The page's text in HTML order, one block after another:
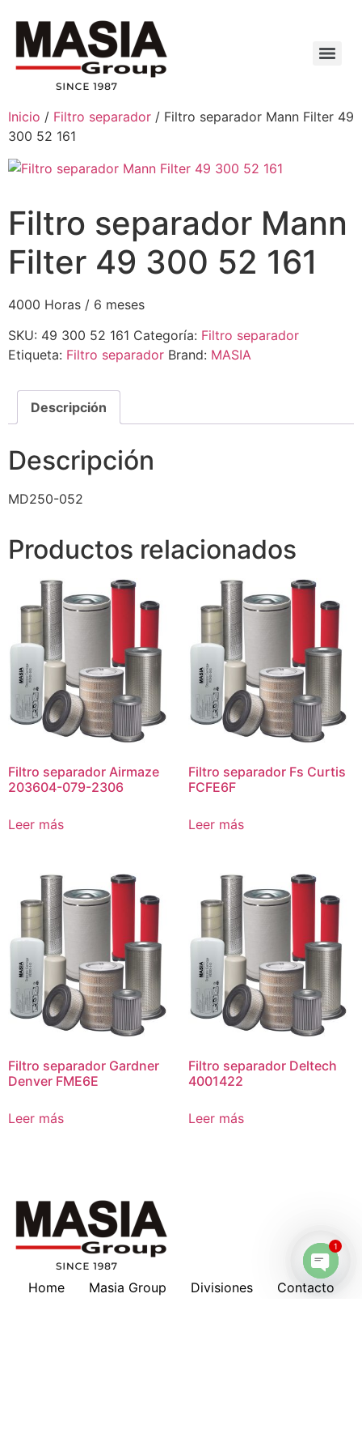
Inicio / Filtro separador / Filtro separador Mann Filter 49
300 52 161
Filtro separador Mann
Filter 49 300 52 161
4000 Horas / 6 meses
SKU: 49 300 52 161 Categoría: Filtro separador
Etiqueta: Filtro separador Brand: MASIA
Descripción
Descripción
MD250-052
Productos relacionados
Filtro separador Airmaze
203604-079-2306
Leer más
Filtro separador Fs Curtis
FCFE6F
Leer más
Filtro separador Gardner
Denver FME6E
Leer más
Filtro separador Deltech
4001422
Leer más
Home Masia Group Divisiones
ContactoOpen
1